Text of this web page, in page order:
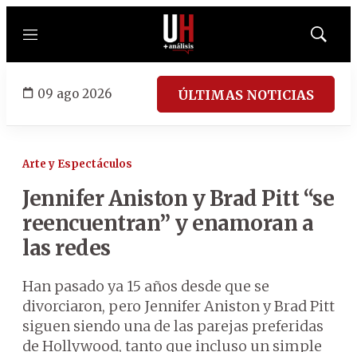
Menú
Mostrar
09 ago 2026 ÚLTIMAS NOTICIAS
Arte y Espectáculos
Jennifer Aniston y Brad Pitt “se
reencuentran” y enamoran a
las redes
Han pasado ya 15 años desde que se
divorciaron, pero Jennifer Aniston y Brad Pitt
siguen siendo una de las parejas preferidas
de Hollywood, tanto que incluso un simple